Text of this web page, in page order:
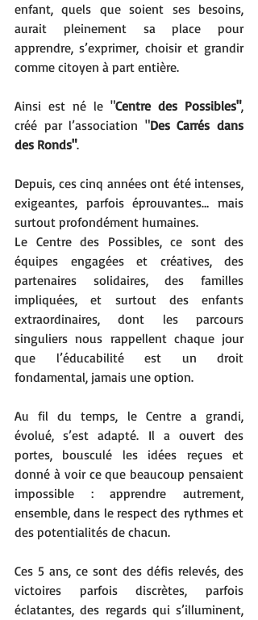
enfant, quels que soient ses besoins,
aurait pleinement sa place pour
apprendre, s’exprimer, choisir et grandir
comme citoyen à part entière.
Ainsi est né le "Centre des Possibles",
créé par l’association "Des Carrés dans
des Ronds".
Depuis, ces cinq années ont été intenses,
exigeantes, parfois éprouvantes… mais
surtout profondément humaines.
Le Centre des Possibles, ce sont des
équipes engagées et créatives, des
partenaires solidaires, des familles
impliquées, et surtout des enfants
extraordinaires, dont les parcours
singuliers nous rappellent chaque jour
que l’éducabilité est un droit
fondamental, jamais une option.
Au fil du temps, le Centre a grandi,
évolué, s’est adapté. Il a ouvert des
portes, bousculé les idées reçues et
donné à voir ce que beaucoup pensaient
impossible : apprendre autrement,
ensemble, dans le respect des rythmes et
des potentialités de chacun.
Ces 5 ans, ce sont des défis relevés, des
victoires parfois discrètes, parfois
éclatantes, des regards qui s’illuminent,